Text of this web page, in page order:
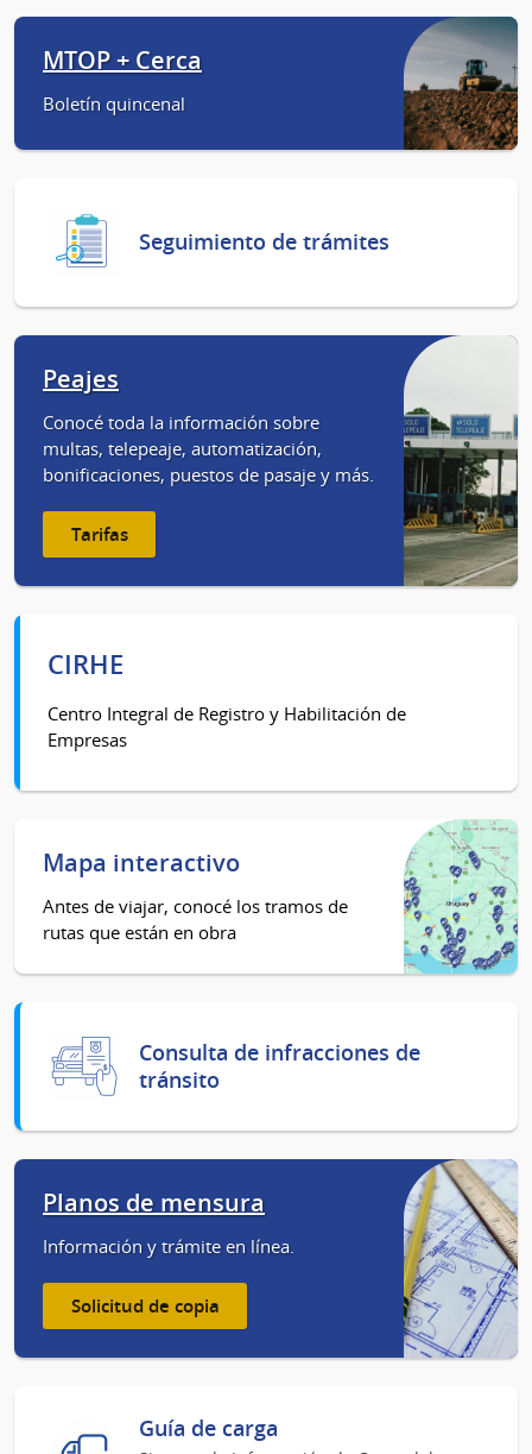
MTOP + Cerca
Boletín quincenal
Seguimiento de trámites
Peajes
Conocé toda la información sobre
multas, telepeaje, automatización,
bonificaciones, puestos de pasaje y más.
Tarifas
CIRHE
Centro Integral de Registro y Habilitación de
Empresas
Mapa interactivo
Antes de viajar, conocé los tramos de
rutas que están en obra
Consulta de infracciones de
tránsito
Planos de mensura
Información y trámite en línea.
Solicitud de copia
Guía de carga